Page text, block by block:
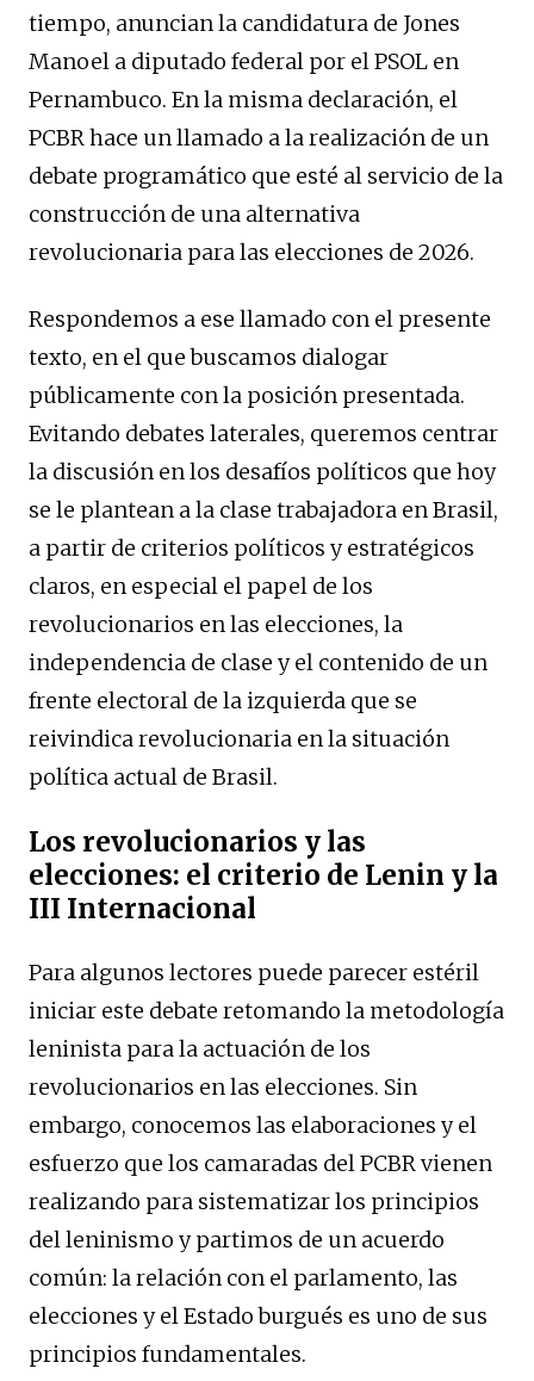
tiempo, anuncian la candidatura de Jones
Manoel a diputado federal por el PSOL en
Pernambuco. En la misma declaración, el
PCBR hace un llamado a la realización de un
debate programático que esté al servicio de la
construcción de una alternativa
revolucionaria para las elecciones de 2026.
Respondemos a ese llamado con el presente
texto, en el que buscamos dialogar
públicamente con la posición presentada.
Evitando debates laterales, queremos centrar
la discusión en los desafíos políticos que hoy
se le plantean a la clase trabajadora en Brasil,
a partir de criterios políticos y estratégicos
claros, en especial el papel de los
revolucionarios en las elecciones, la
independencia de clase y el contenido de un
frente electoral de la izquierda que se
reivindica revolucionaria en la situación
política actual de Brasil.
Los revolucionarios y las
elecciones: el criterio de Lenin y la
III Internacional
Para algunos lectores puede parecer estéril
iniciar este debate retomando la metodología
leninista para la actuación de los
revolucionarios en las elecciones. Sin
embargo, conocemos las elaboraciones y el
esfuerzo que los camaradas del PCBR vienen
realizando para sistematizar los principios
del leninismo y partimos de un acuerdo
común: la relación con el parlamento, las
elecciones y el Estado burgués es uno de sus
principios fundamentales.